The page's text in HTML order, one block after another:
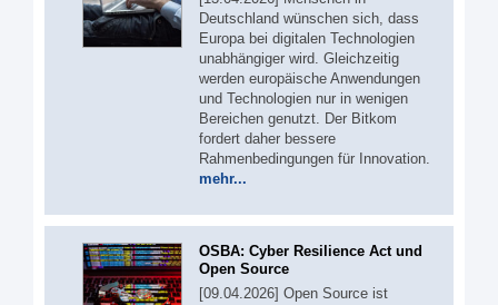
Deutschland wünschen sich, dass
Europa bei digitalen Technologien
unabhängiger wird. Gleichzeitig
werden europäische Anwendungen
und Technologien nur in wenigen
Bereichen genutzt. Der Bitkom
fordert daher bessere
Rahmenbedingungen für Innovation.
mehr...
OSBA: Cyber Resilience Act und
Open Source
[09.04.2026] Open Source ist